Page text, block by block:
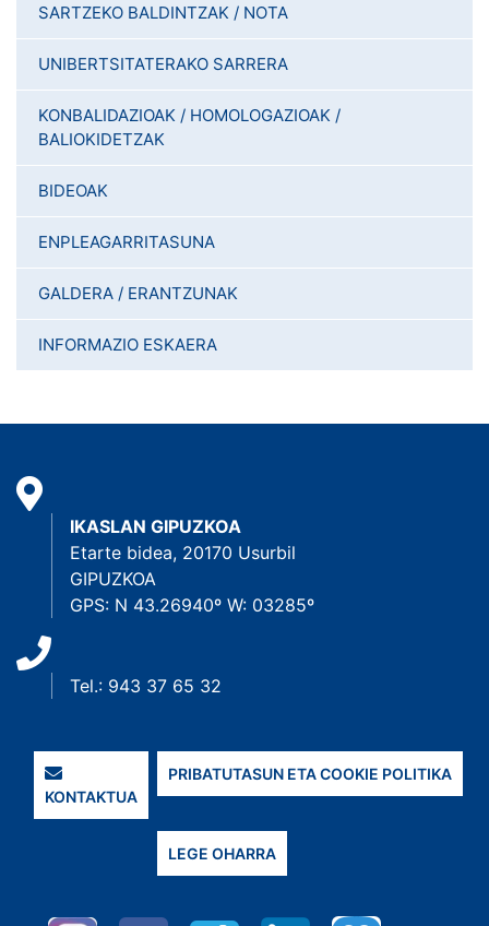
SARTZEKO BALDINTZAK / NOTA
UNIBERTSITATERAKO SARRERA
KONBALIDAZIOAK / HOMOLOGAZIOAK /
BALIOKIDETZAK
BIDEOAK
ENPLEAGARRITASUNA
GALDERA / ERANTZUNAK
INFORMAZIO ESKAERA
IKASLAN GIPUZKOA
Etarte bidea, 20170 Usurbil
GIPUZKOA
GPS: N 43.26940º W: 03285º
Tel.: 943 37 65 32
KONTAKTUA
PRIBATUTASUN ETA COOKIE POLITIKA
LEGE OHARRA